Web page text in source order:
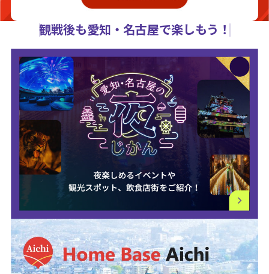
観戦後も愛知・名古屋で楽しもう！